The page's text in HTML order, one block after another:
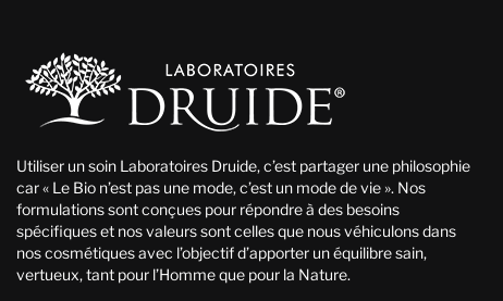
Utiliser un soin Laboratoires Druide, c’est partager une philosophie
car « Le Bio n’est pas une mode, c’est un mode de vie ». Nos
formulations sont conçues pour répondre à des besoins
spécifiques et nos valeurs sont celles que nous véhiculons dans
nos cosmétiques avec l’objectif d’apporter un équilibre sain,
vertueux, tant pour l’Homme que pour la Nature.